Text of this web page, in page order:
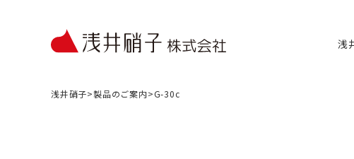
浅
浅井硝子>製品のご案内>G-30c